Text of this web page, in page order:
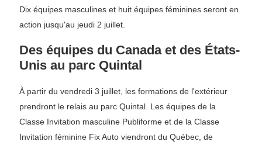
Dix équipes masculines et huit équipes féminines seront en
action jusqu'au jeudi 2 juillet.
Des équipes du Canada et des États-
Unis au parc Quintal
À partir du vendredi 3 juillet, les formations de l'extérieur
prendront le relais au parc Quintal. Les équipes de la
Classe Invitation masculine Publiforme et de la Classe
Invitation féminine Fix Auto viendront du Québec, de